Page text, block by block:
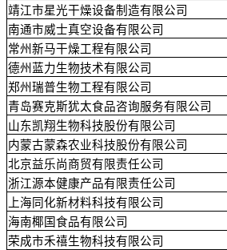
靖江市星光干燥设备制造有限公司
南通市威士真空设备有限公司
常州新马干燥工程有限公司
德州蓝力生物技术有限公司
郑州瑞普生物工程有限公司
青岛赛克斯犹太食品咨询服务有限公司
山东凯翔生物科技股份有限公司
内蒙古蒙森农业科技股份有限公司
北京益乐尚商贸有限责任公司
浙江源本健康产品有限责任公司
上海同化新材料科技有限公司
海南椰国食品有限公司
荣成市禾禧生物科技有限公司